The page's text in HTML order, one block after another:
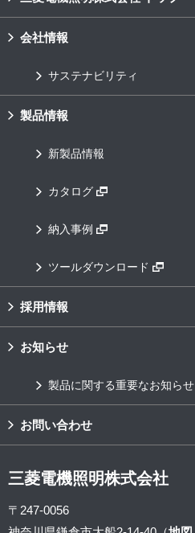
会社情報
サステナビリティ
製品情報
新製品情報
カタログ
納入事例
ツールダウンロード
採用情報
お知らせ
製品に関する重要なお知らせ
お問い合わせ
三菱電機照明株式会社
〒247-0056